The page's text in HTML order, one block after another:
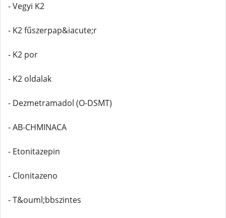
- Vegyi K2
- K2 fűszerpap&iacute;r
- K2 por
- K2 oldalak
- Dezmetramadol (O-DSMT)
- AB-CHMINACA
- Etonitazepin
- Clonitazeno
- T&ouml;bbszintes